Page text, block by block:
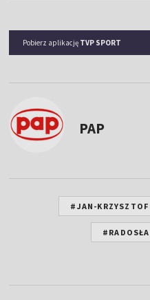
Pobierz aplikację TVP SPORT
PAP
#JAN-KRZYSZTOF